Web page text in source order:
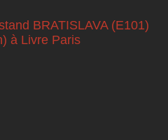
BRATISLAVA (E101)
à Livre Paris